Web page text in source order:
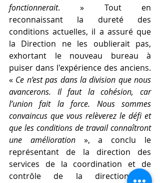
fonctionnerait. » Tout en
reconnaissant la dureté des
conditions actuelles, il a assuré que
la Direction ne les oublierait pas,
exhortant le nouveau bureau à
puiser dans l'expérience des anciens.
« Ce n’est pas dans la division que nous
avancerons. Il faut la cohésion, car
l’union fait la force. Nous sommes
convaincus que vous relèverez le défi et
que les conditions de travail connaîtront
une amélioration », a conclu le
représentant de la direction des
services de la coordination et de
contrôle de la direction de